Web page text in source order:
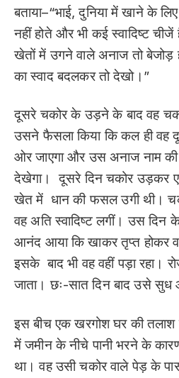
बताया–“भाई, दुनिया में खाने के
नहीं होते और भी कई स्वादिष्ट चीजें
खेतों में उगने वाले अनाज तो
का स्वाद बदलकर तो देखो।”
दूसरे चकोर के उड़ने के बाद वह
उसने फैसला किया कि कल ही वह
ओर जाएगा और उस अनाज नाम
देखेगा। दूसरे दिन चकोर उड़कर
खेत में धान की फसल उगी थी।
वह अति स्वादिष्ट लगीं। उस दिन
आनंद आया कि खाकर तृप्त होकर
इसके बाद भी वह वहीं पड़ा रहा।
जाता। छः-सात दिन बाद उसे सुध
इस बीच एक खरगोश घर की
में जमीन के नीचे पानी भरने के
था। वह उसी चकोर वाले पेड़ के